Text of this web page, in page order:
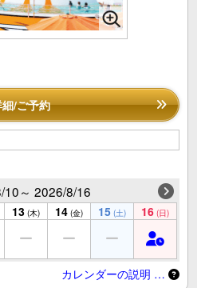
/ご予約
10～ 2026/8/16
13 (木) 14 (金) 15 (土) 16 (日)
カレンダーの説明 …